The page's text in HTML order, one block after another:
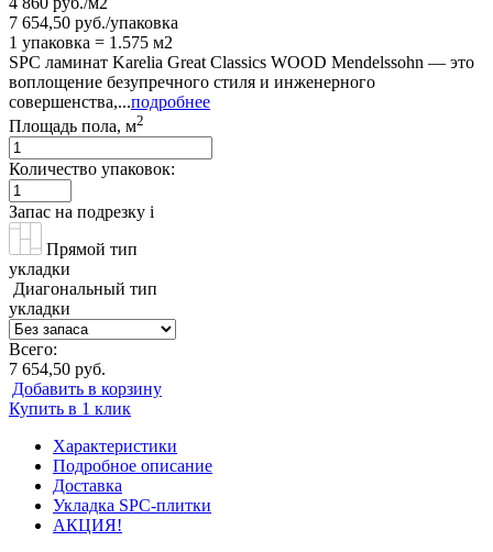
7 654,50 руб./упаковка
1 упаковка = 1.575 м2
SPC ламинат Karelia Great Classics WOOD Mendelssohn — это
воплощение безупречного стиля и инженерного
совершенства,...подробнее
Площадь пола, м2
Количество упаковок:
Запас на подрезку i
Прямой тип
укладки
Диагональный тип
укладки
Всего:
7 654,50 руб.
Добавить в корзину
Купить в 1 клик
Характеристики
Подробное описание
Доставка
Укладка SPC-плитки
АКЦИЯ!